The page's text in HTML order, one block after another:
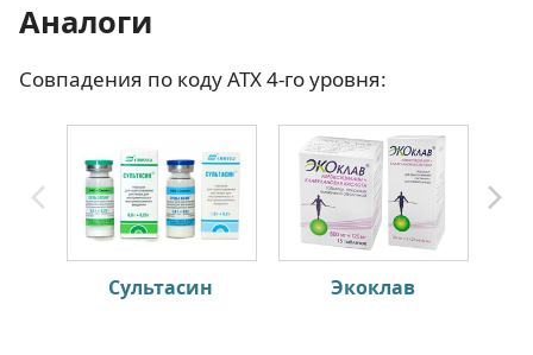
Аналоги
Совпадения по коду АТХ 4-го уровня:
Сультасин Экоклав